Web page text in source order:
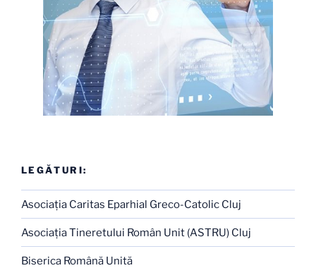
LEGĂTURI:
Asociaţia Caritas Eparhial Greco-Catolic Cluj
Asociaţia Tineretului Român Unit (ASTRU) Cluj
Biserica Română Unită